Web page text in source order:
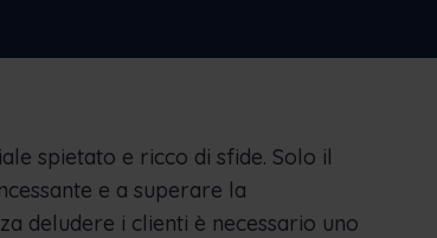
spietato e ricco di sfide. Solo il
e a superare la
deludere i clienti è necessario uno